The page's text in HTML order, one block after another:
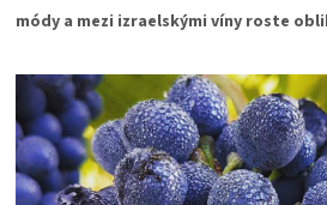
módy a mezi izraelskými víny roste